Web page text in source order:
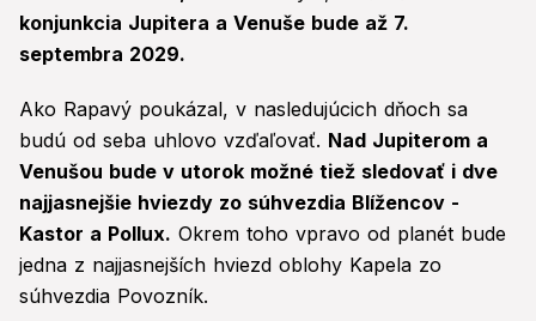
konjunkcia Jupitera a Venuše bude až 7.
septembra 2029.
Ako Rapavý poukázal, v nasledujúcich dňoch sa
budú od seba uhlovo vzďaľovať. Nad Jupiterom a
Venušou bude v utorok možné tiež sledovať i dve
najjasnejšie hviezdy zo súhvezdia Blížencov -
Kastor a Pollux. Okrem toho vpravo od planét bude
jedna z najjasnejších hviezd oblohy Kapela zo
súhvezdia Povozník.